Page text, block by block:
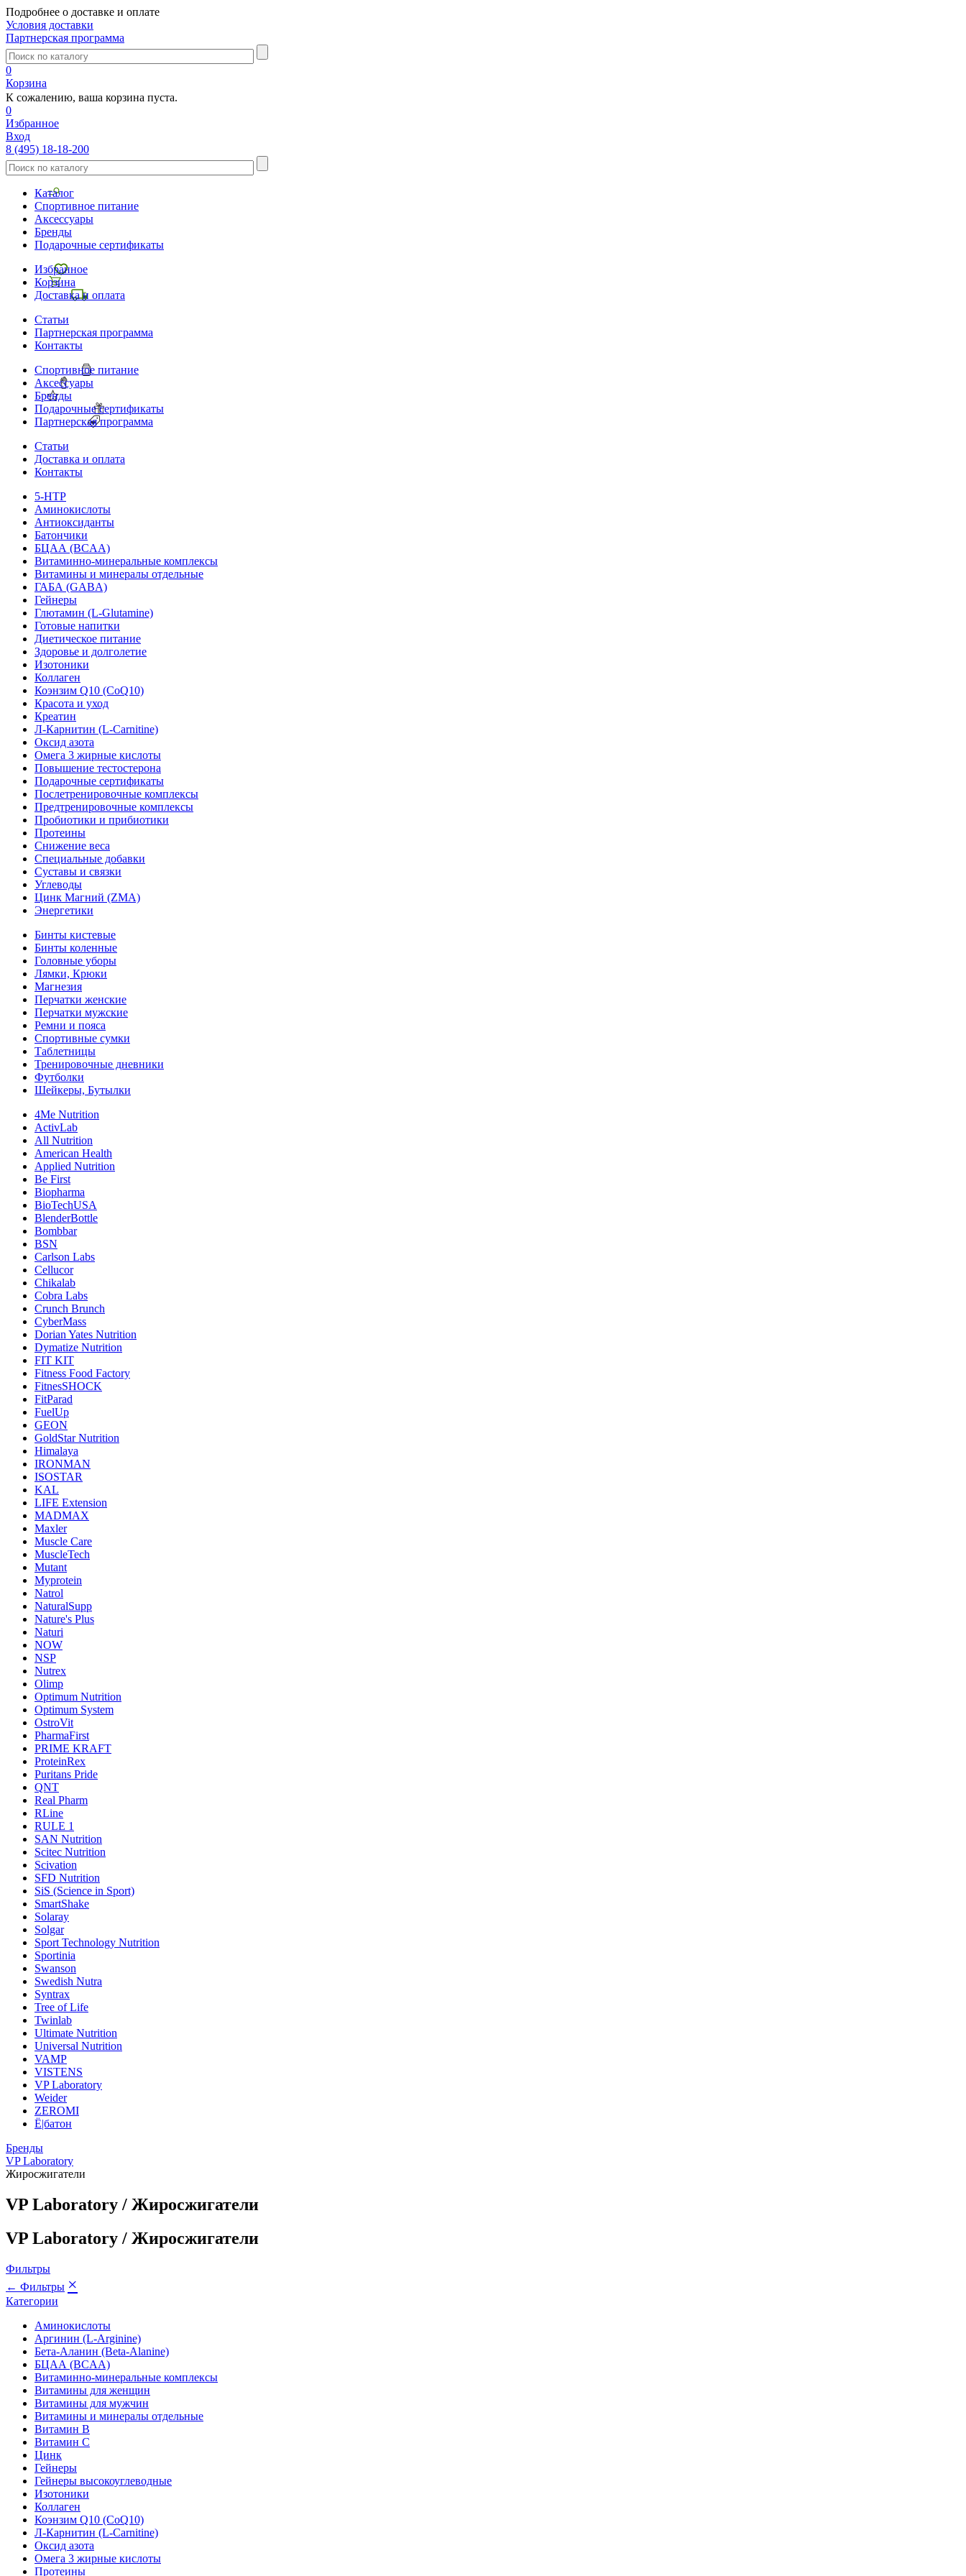
Подробнее о доставке и оплате
Условия доставки
Партнерская программа
0
Корзина
К сожалению, ваша корзина пуста.
0
Избранное
Вход
8 (495) 18-18-200
Каталог
Спортивное питание
Аксессуары
Бренды
Подарочные сертификаты
Избранное
Корзина
Доставка и оплата
Статьи
Партнерская программа
Контакты
Спортивное питание
Аксессуары
Бренды
Подарочные сертификаты
Партнерская программа
Статьи
Доставка и оплата
Контакты
5-HTP
Аминокислоты
Антиоксиданты
Батончики
БЦАА (BCAA)
Витаминно-минеральные комплексы
Витамины и минералы отдельные
ГАБА (GABA)
Гейнеры
Глютамин (L-Glutamine)
Готовые напитки
Диетическое питание
Здоровье и долголетие
Изотоники
Коллаген
Коэнзим Q10 (CoQ10)
Красота и уход
Креатин
Л-Карнитин (L-Сarnitine)
Оксид азота
Омега 3 жирные кислоты
Повышение тестостерона
Подарочные сертификаты
Послетренировочные комплексы
Предтренировочные комплексы
Пробиотики и прибиотики
Протеины
Снижение веса
Специальные добавки
Суставы и связки
Углеводы
Цинк Магний (ZMA)
Энергетики
Бинты кистевые
Бинты коленные
Головные уборы
Лямки, Крюки
Магнезия
Перчатки женские
Перчатки мужские
Ремни и пояса
Спортивные сумки
Таблетницы
Тренировочные дневники
Футболки
Шейкеры, Бутылки
4Me Nutrition
ActivLab
All Nutrition
American Health
Applied Nutrition
Be First
Biopharma
BioTechUSA
BlenderBottle
Bombbar
BSN
Carlson Labs
Cellucor
Chikalab
Cobra Labs
Crunch Brunch
CyberMass
Dorian Yates Nutrition
Dymatize Nutrition
FIT KIT
Fitness Food Factory
FitnesSHOCK
FitParad
FuelUp
GEON
GoldStar Nutrition
Himalaya
IRONMAN
ISOSTAR
KAL
LIFE Extension
MADMAX
Maxler
Muscle Care
MuscleTech
Mutant
Myprotein
Natrol
NaturalSupp
Nature's Plus
Naturi
NOW
NSP
Nutrex
Olimp
Optimum Nutrition
Optimum System
OstroVit
PharmaFirst
PRIME KRAFT
ProteinRex
Puritans Pride
QNT
Real Pharm
RLine
RULE 1
SAN Nutrition
Scitec Nutrition
Scivation
SFD Nutrition
SiS (Science in Sport)
SmartShake
Solaray
Solgar
Sport Technology Nutrition
Sportinia
Swanson
Swedish Nutra
Syntrax
Tree of Life
Twinlab
Ultimate Nutrition
Universal Nutrition
VAMP
VISTENS
VP Laboratory
Weider
ZEROMI
Ё|батон
Бренды
VP Laboratory
Жиросжигатели
VP Laboratory / Жиросжигатели
VP Laboratory / Жиросжигатели
Фильтры
← Фильтры ×
Категории
Аминокислоты
Аргинин (L-Arginine)
Бета-Аланин (Beta-Alanine)
БЦАА (BCAA)
Витаминно-минеральные комплексы
Витамины для женщин
Витамины для мужчин
Витамины и минералы отдельные
Витамин B
Витамин C
Цинк
Гейнеры
Гейнеры высокоуглеводные
Изотоники
Коллаген
Коэнзим Q10 (CoQ10)
Л-Карнитин (L-Сarnitine)
Оксид азота
Омега 3 жирные кислоты
Протеины